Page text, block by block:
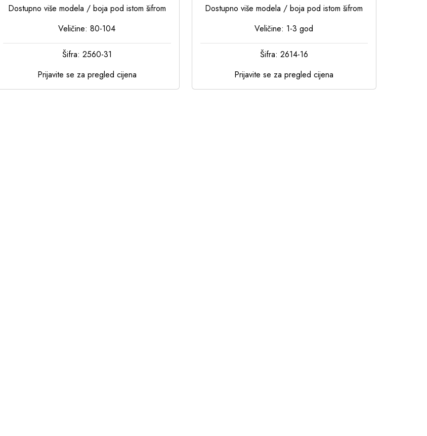
Dostupno više modela / boja pod istom šifrom
Veličine: 80-104
Šifra: 2560-31
Prijavite se za pregled cijena
Dostupno više modela / boja pod istom šifrom
Veličine: 1-3 god
Šifra: 2614-16
Prijavite se za pregled cijena